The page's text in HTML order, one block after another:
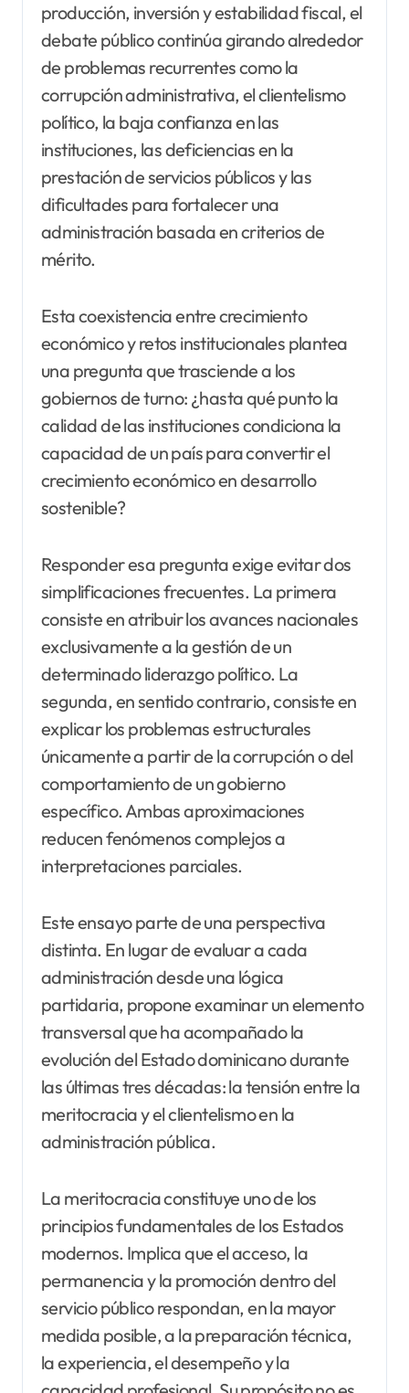
producción, inversión y estabilidad fiscal, el
debate público continúa girando alrededor
de problemas recurrentes como la
corrupción administrativa, el clientelismo
político, la baja confianza en las
instituciones, las deficiencias en la
prestación de servicios públicos y las
dificultades para fortalecer una
administración basada en criterios de
mérito.
Esta coexistencia entre crecimiento
económico y retos institucionales plantea
una pregunta que trasciende a los
gobiernos de turno: ¿hasta qué punto la
calidad de las instituciones condiciona la
capacidad de un país para convertir el
crecimiento económico en desarrollo
sostenible?
Responder esa pregunta exige evitar dos
simplificaciones frecuentes. La primera
consiste en atribuir los avances nacionales
exclusivamente a la gestión de un
determinado liderazgo político. La
segunda, en sentido contrario, consiste en
explicar los problemas estructurales
únicamente a partir de la corrupción o del
comportamiento de un gobierno
específico. Ambas aproximaciones
reducen fenómenos complejos a
interpretaciones parciales.
Este ensayo parte de una perspectiva
distinta. En lugar de evaluar a cada
administración desde una lógica
partidaria, propone examinar un elemento
transversal que ha acompañado la
evolución del Estado dominicano durante
las últimas tres décadas: la tensión entre la
meritocracia y el clientelismo en la
administración pública.
La meritocracia constituye uno de los
principios fundamentales de los Estados
modernos. Implica que el acceso, la
permanencia y la promoción dentro del
servicio público respondan, en la mayor
medida posible, a la preparación técnica,
la experiencia, el desempeño y la